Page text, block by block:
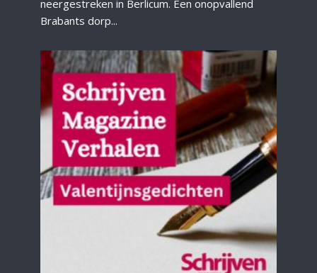
neergestreken in Berlicum. Een onopvallend
Brabants dorp...